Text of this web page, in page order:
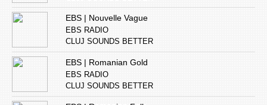
EBS | Nouvelle Vague
EBS RADIO
CLUJ SOUNDS BETTER
EBS | Romanian Gold
EBS RADIO
CLUJ SOUNDS BETTER